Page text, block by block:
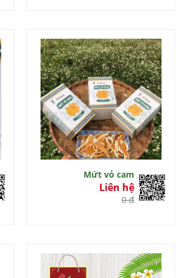
Mứt vỏ cam
Liên hệ
0 đ